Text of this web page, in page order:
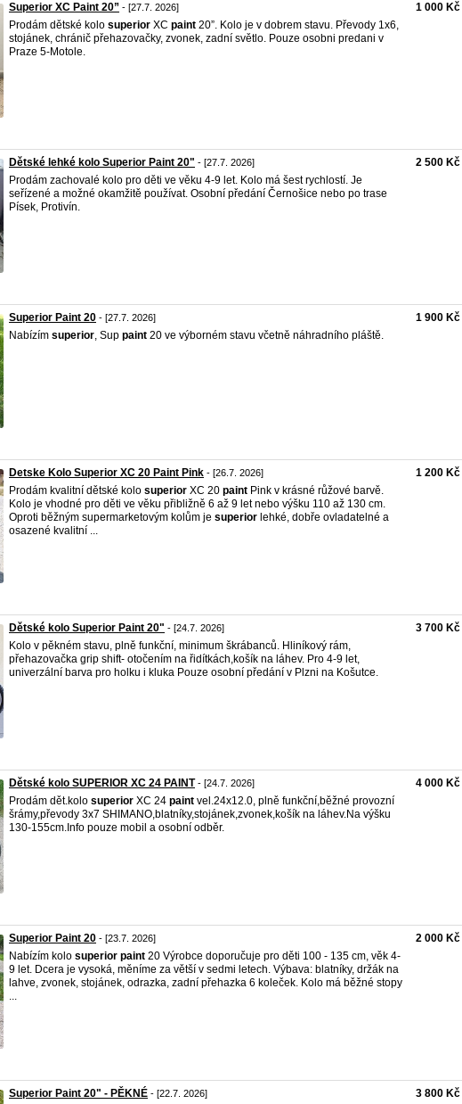
Superior XC Paint 20” - [27.7. 2026]
Prodám dětské kolo superior XC paint 20”. Kolo je v dobrem stavu. Převody 1x6,
stojánek, chránič přehazovačky, zvonek, zadní světlo. Pouze osobni predani v
Praze 5-Motole.
1 000 Kč
Dětské lehké kolo Superior Paint 20" - [27.7. 2026]
Prodám zachovalé kolo pro děti ve věku 4-9 let. Kolo má šest rychlostí. Je
seřízené a možné okamžitě používat. Osobní předání Černošice nebo po trase
Písek, Protivín.
2 500 Kč
Superior Paint 20 - [27.7. 2026]
Nabízím superior, Sup paint 20 ve výborném stavu včetně náhradního pláště.
1 900 Kč
Detske Kolo Superior XC 20 Paint Pink - [26.7. 2026]
Prodám kvalitní dětské kolo superior XC 20 paint Pink v krásné růžové barvě.
Kolo je vhodné pro děti ve věku přibližně 6 až 9 let nebo výšku 110 až 130 cm.
Oproti běžným supermarketovým kolům je superior lehké, dobře ovladatelné a
osazené kvalitní ...
1 200 Kč
Dětské kolo Superior Paint 20" - [24.7. 2026]
Kolo v pěkném stavu, plně funkční, minimum škrábanců. Hliníkový rám,
přehazovačka grip shift- otočením na řidítkách,košík na láhev. Pro 4-9 let,
univerzální barva pro holku i kluka Pouze osobní předání v Plzni na Košutce.
3 700 Kč
Dětské kolo SUPERIOR XC 24 PAINT- [24.7. 2026]
Prodám dět.kolo superior XC 24 paint vel.24x12.0, plně funkční,běžné provozní
šrámy,převody 3x7 SHIMANO,blatníky,stojánek,zvonek,košík na láhev.Na výšku
130-155cm.Info pouze mobil a osobní odběr.
4 000 Kč
Superior Paint 20 - [23.7. 2026]
Nabízím kolo superior paint 20 Výrobce doporučuje pro děti 100 - 135 cm, věk 4-
9 let. Dcera je vysoká, měníme za větší v sedmi letech. Výbava: blatníky, držák na
lahve, zvonek, stojánek, odrazka, zadní přehazka 6 koleček. Kolo má běžné stopy
...
2 000 Kč
Superior Paint 20" - PĚKNÉ - [22.7. 2026] 3 800 Kč